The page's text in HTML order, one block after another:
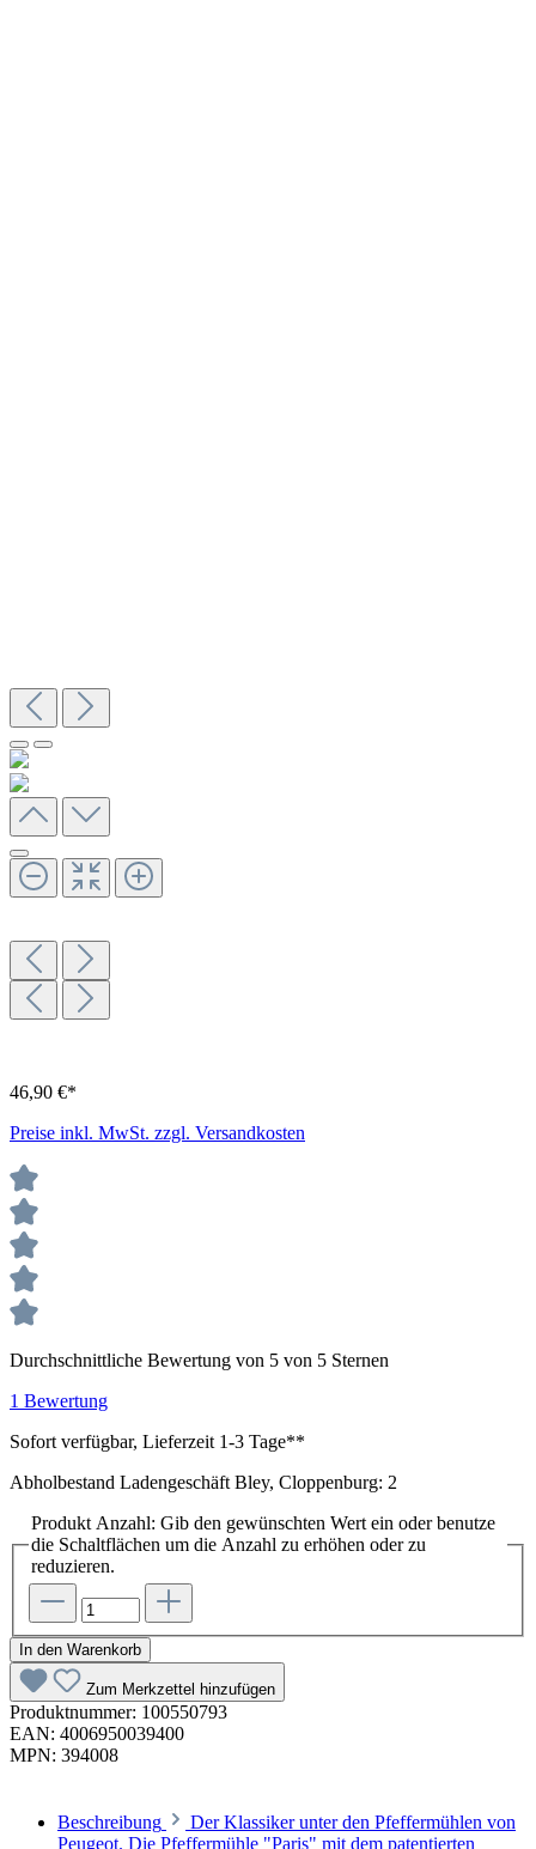
46,90 €*
Preise inkl. MwSt. zzgl. Versandkosten
Durchschnittliche Bewertung von 5 von 5 Sternen
1 Bewertung
Sofort verfügbar, Lieferzeit 1-3 Tage**
Abholbestand Ladengeschäft Bley, Cloppenburg: 2
Produkt Anzahl: Gib den gewünschten Wert ein oder benutze
die Schaltflächen um die Anzahl zu erhöhen oder zu
reduzieren.
In den Warenkorb
Zum Merkzettel hinzufügen
Produktnummer: 100550793
EAN: 4006950039400
MPN: 394008
Beschreibung
Der Klassiker unter den Pfeffermühlen von
Peugeot. Die Pfeffermühle "Paris" mit dem patentierten